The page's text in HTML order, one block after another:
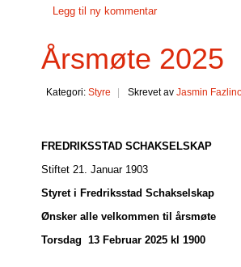
Legg til ny kommentar
Årsmøte 2025
Kategori: Styre Skrevet av Jasmin
FREDRIKSSTAD SCHAKSELSKAP
Stiftet 21. Januar 1903
Styret i Fredriksstad Schakselskap
Ønsker alle velkommen til årsmøte
Torsdag 13 Februar 2025 kl 1900